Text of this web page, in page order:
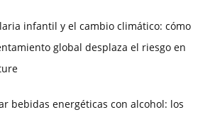
infantil y el cambio climático: cómo
global desplaza el riesgo en
bebidas energéticas con alcohol: los